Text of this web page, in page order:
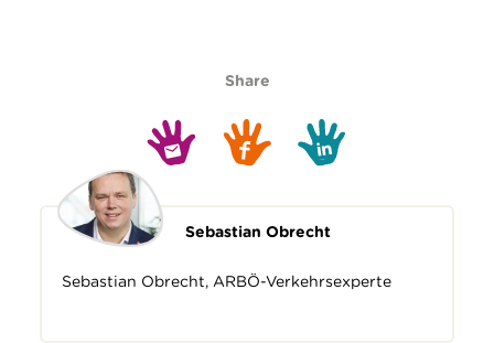
Share
Sebastian Obrecht
Sebastian Obrecht, ARBÖ-Verkehrsexperte